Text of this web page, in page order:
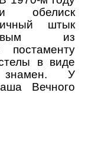
обелиск
штык
из
в виде
знамен. У
Вечного